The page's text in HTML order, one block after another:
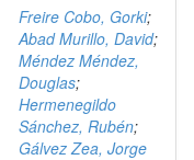
Freire Cobo, Gorki;
Abad Murillo, David;
Méndez Méndez,
Douglas;
Hermenegildo
Sánchez, Rubén;
Gálvez Zea, Jorge